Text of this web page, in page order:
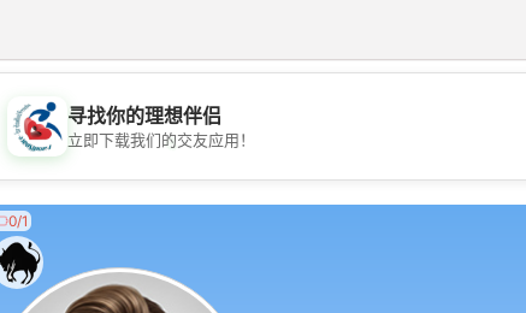
💖
寻找你的理想伴侣
立即下载我们的交友应用！
0/1